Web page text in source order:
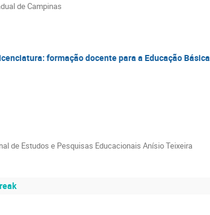
de Campinas
formação docente para a Educação Básica
de Estudos e Pesquisas Educacionais Anísio Teixeira